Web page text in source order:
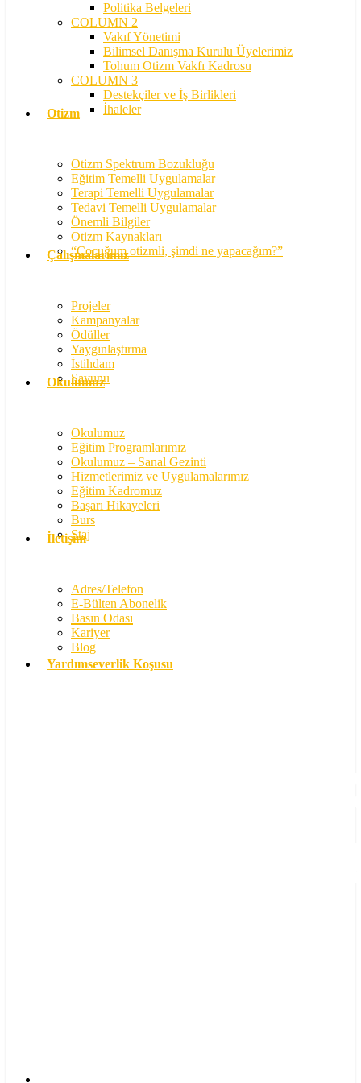
Politika Belgeleri
COLUMN 2
Vakıf Yönetimi
Bilimsel Danışma Kurulu Üyelerimiz
Tohum Otizm Vakfı Kadrosu
COLUMN 3
Destekçiler ve İş Birlikleri
İhaleler
Otizm
Otizm Spektrum Bozukluğu
Eğitim Temelli Uygulamalar
Terapi Temelli Uygulamalar
Tedavi Temelli Uygulamalar
Önemli Bilgiler
Otizm Kaynakları
“Çocuğum otizmli, şimdi ne yapacağım?”
Çalışmalarımız
Projeler
Kampanyalar
Ödüller
Yaygınlaştırma
İstihdam
Savunu
Okulumuz
Okulumuz
Eğitim Programlarımız
Okulumuz – Sanal Gezinti
Hizmetlerimiz ve Uygulamalarımız
Eğitim Kadromuz
Başarı Hikayeleri
Burs
Staj
İletişim
Adres/Telefon
E-Bülten Abonelik
Basın Odası
Kariyer
Blog
Yardımseverlik Koşusu